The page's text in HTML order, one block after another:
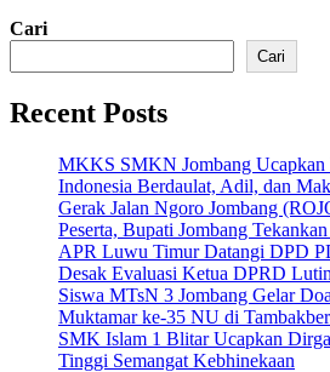
Cari
Cari
Recent Posts
MKKS SMKN Jombang Ucapkan
Indonesia Berdaulat, Adil, dan
Gerak Jalan Ngoro Jombang
Peserta, Bupati Jombang
APR Luwu Timur Datangi DPD
Desak Evaluasi Ketua DPRD
Siswa MTsN 3 Jombang Gelar
Muktamar ke-35 NU di
SMK Islam 1 Blitar Ucapkan
Tinggi Semangat Kebhinekaan